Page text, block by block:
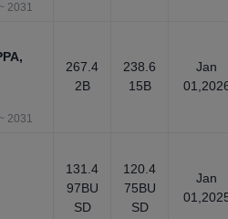
2031
2031
267.4
2B
238.6
15B
Jan
131.4
97BU
SD
120.4
75BU
SD
Jan